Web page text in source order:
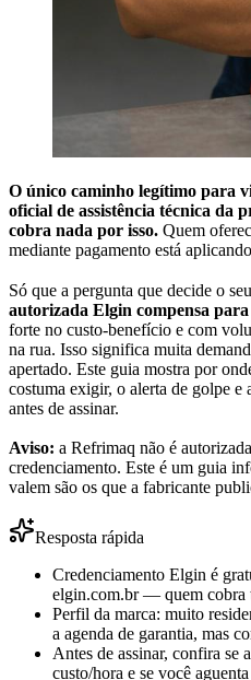
O único caminho legítimo para
oficial de assistência técnica
cobra nada por isso. Quem
mediante pagamento está
Só que a pergunta que decide o
autorizada Elgin compensa para
forte no custo-benefício e com
na rua. Isso significa muita
apertado. Este guia mostra por
costuma exigir, o alerta de golpe e
antes de assinar.
Aviso: a Refrimaq não é
credenciamento. Este é um guia
valem são os que a fabricante
Resposta rápida
Credenciamento Elgin é
elgin.com.br — quem cobra
Perfil da marca: muito
a agenda de garantia, mas
Antes de assinar, confira se
custo/hora e se você